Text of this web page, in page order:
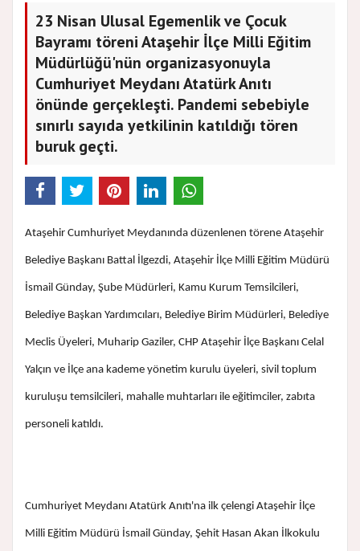
23 Nisan Ulusal Egemenlik ve Çocuk
Bayramı töreni Ataşehir İlçe Milli Eğitim
Müdürlüğü'nün organizasyonuyla
Cumhuriyet Meydanı Atatürk Anıtı
önünde gerçekleşti. Pandemi sebebiyle
sınırlı sayıda yetkilinin katıldığı tören
buruk geçti.
Ataşehir Cumhuriyet Meydanında düzenlenen törene Ataşehir
Belediye Başkanı Battal İlgezdi, Ataşehir İlçe Milli Eğitim Müdürü
İsmail Günday, Şube Müdürleri, Kamu Kurum Temsilcileri,
Belediye Başkan Yardımcıları, Belediye Birim Müdürleri, Belediye
Meclis Üyeleri, Muharip Gaziler, CHP Ataşehir İlçe Başkanı Celal
Yalçın ve İlçe ana kademe yönetim kurulu üyeleri, sivil toplum
kuruluşu temsilcileri, mahalle muhtarları ile eğitimciler, zabıta
personeli katıldı.
Cumhuriyet Meydanı Atatürk Anıtı'na ilk çelengi Ataşehir İlçe
Milli Eğitim Müdürü İsmail Günday, Şehit Hasan Akan İlkokulu